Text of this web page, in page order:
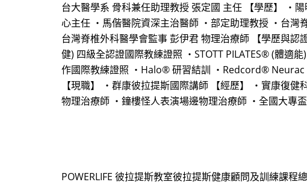
台大醫學系 骨科兼任助理教授 張定國 主任 【學歷】 ・
心主任 ・馬偕醫院資深主治醫師 ・部定助理教授 ・台灣
台灣脊椎外科醫學會監事 彭伊君 物理治療師 【學歷與認
健) 四級全認證國際教練證照 ・STOTT PILATES® (體
作國際教練證照 ・Halo® 研習結訓 ・Redcord® Neurac
【現職】 ・群康彼拉提斯國際講師 【經歷】 ・實康復
物理治療師 ・鐘樓怪人表演場邊物理治療師 ・全國大專
POWERLIFE 彼拉提斯教室彼拉提斯健康顧問及訓練課